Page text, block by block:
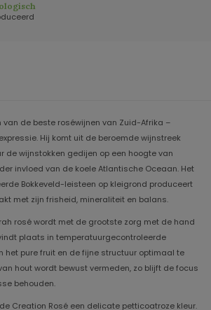
van de beste roséwijnen van Zuid-Afrika –
Hij komt uit de beroemde wijnstreek
de wijnstokken gedijen op een hoogte van
invloed van de koele Atlantische Oceaan. Het
Bokkeveld-leisteen op kleigrond produceert
met zijn frisheid, mineraliteit en balans.
rosé wordt met de grootste zorg met de hand
plaats in temperatuurgecontroleerde
het pure fruit en de fijne structuur optimaal te
hout wordt bewust vermeden, zo blijft de focus
behouden.
Creation Rosé een delicate petticoatroze kleur.